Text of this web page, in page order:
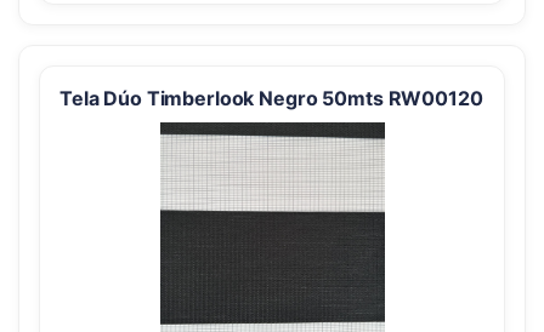
Tela Dúo Timberlook Negro 50mts RW00120